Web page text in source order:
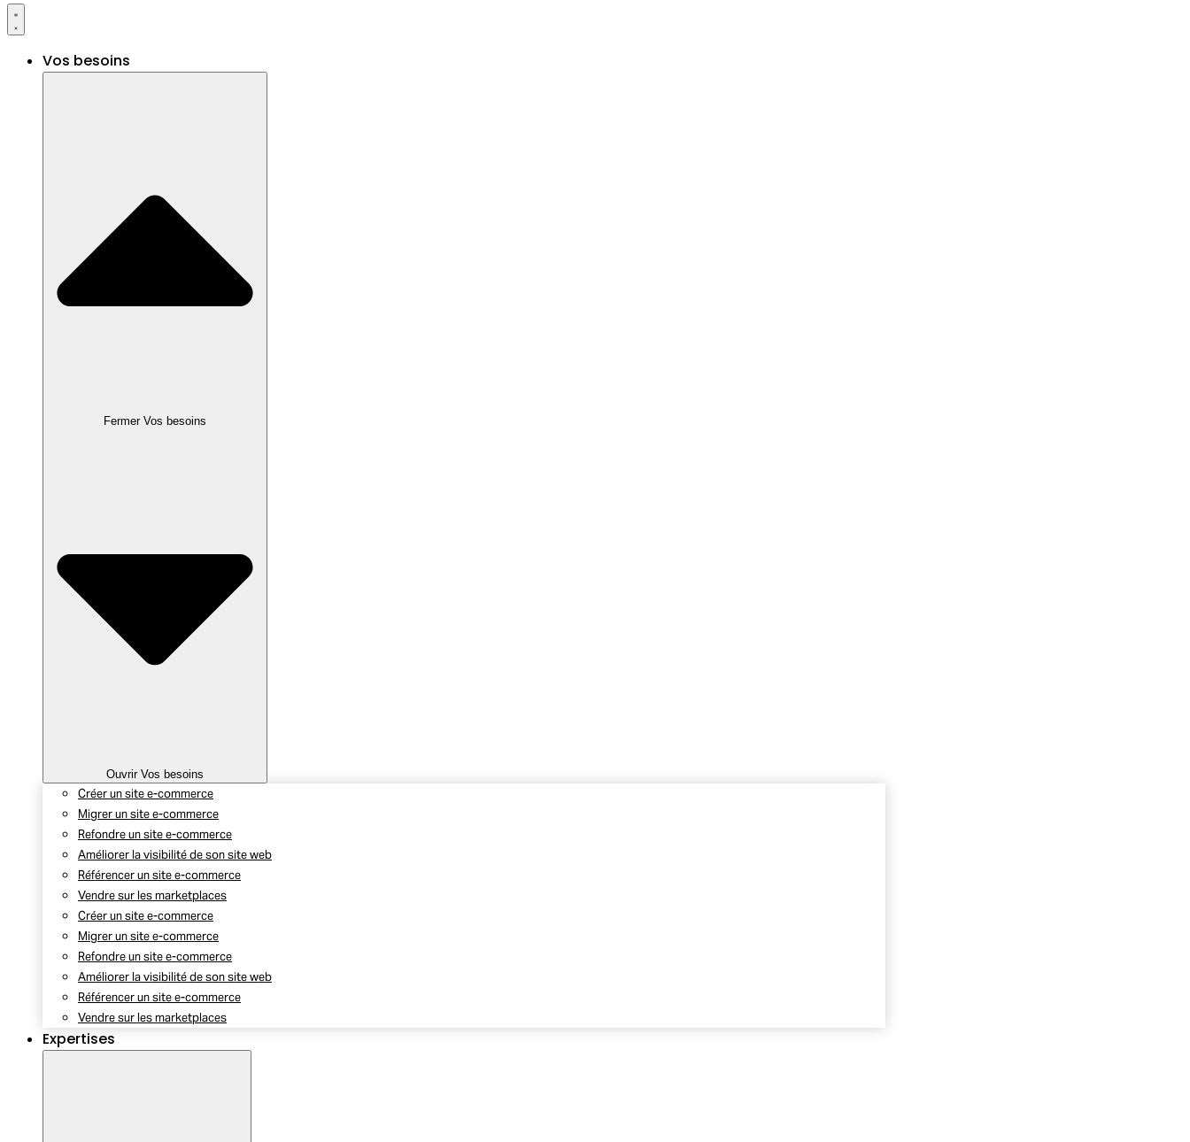
Vos besoins
Fermer Vos besoins
Ouvrir Vos besoins
Créer un site e-commerce
Migrer un site e-commerce
Refondre un site e-commerce
Améliorer la visibilité de son site web
Référencer un site e-commerce
Vendre sur les marketplaces
Créer un site e-commerce
Migrer un site e-commerce
Refondre un site e-commerce
Améliorer la visibilité de son site web
Référencer un site e-commerce
Vendre sur les marketplaces
Expertises